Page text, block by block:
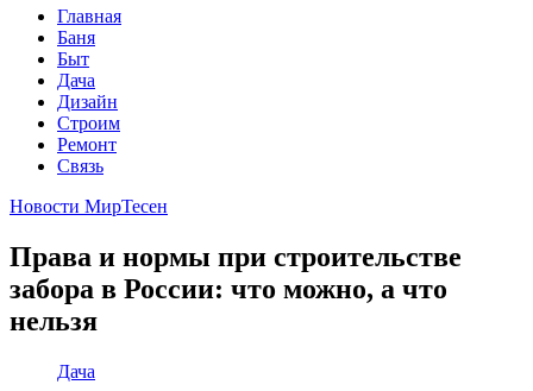
Главная
Баня
Быт
Дача
Дизайн
Строим
Ремонт
Связь
Новости МирТесен
Права и нормы при строительстве
забора в России: что можно, а что
нельзя
Дача